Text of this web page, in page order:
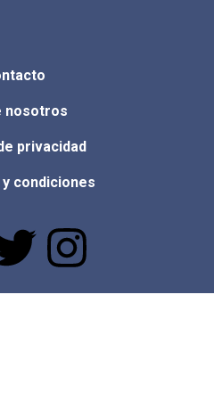
nosotros
privacidad
condiciones